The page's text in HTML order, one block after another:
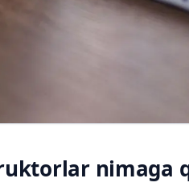
nimaga